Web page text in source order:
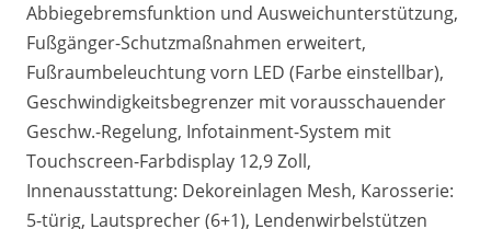
Abbiegebremsfunktion und Ausweichunterstützung,
Fußgänger-Schutzmaßnahmen erweitert,
Fußraumbeleuchtung vorn LED (Farbe einstellbar),
Geschwindigkeitsbegrenzer mit vorausschauender
Geschw.-Regelung, Infotainment-System mit
Touchscreen-Farbdisplay 12,9 Zoll,
Innenausstattung: Dekoreinlagen Mesh, Karosserie:
5-türig, Lautsprecher (6+1), Lendenwirbelstützen